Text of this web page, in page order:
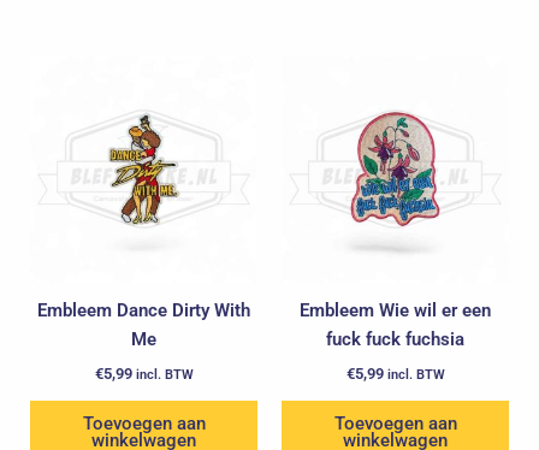
Embleem Dance Dirty With
Me
€5,99 incl. BTW
Toevoegen aan
winkelwagen
Embleem Wie wil er een
fuck fuck fuchsia
€5,99 incl. BTW
Toevoegen aan
winkelwagen